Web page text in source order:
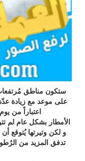
ستكون مناطق مُرتفعات
على موعد مع زيادة
اعتباراً من يوم الخميس 29-
الأمطار بشكل عام لم
و لكن وتيرتها يُتوقع
تدفق المزيد من